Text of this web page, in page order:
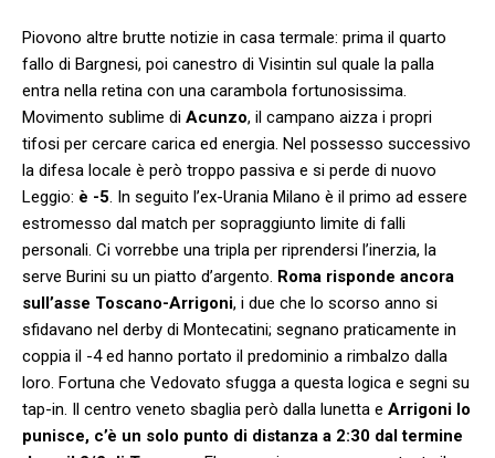
Piovono altre brutte notizie in casa termale: prima il quarto
fallo di Bargnesi, poi canestro di Visintin sul quale la palla
entra nella retina con una carambola fortunosissima.
Movimento sublime di Acunzo, il campano aizza i propri
tifosi per cercare carica ed energia. Nel possesso successivo
la difesa locale è però troppo passiva e si perde di nuovo
Leggio: è -5. In seguito l’ex-Urania Milano è il primo ad essere
estromesso dal match per sopraggiunto limite di falli
personali. Ci vorrebbe una tripla per riprendersi l’inerzia, la
serve Burini su un piatto d’argento. Roma risponde ancora
sull’asse Toscano-Arrigoni, i due che lo scorso anno si
sfidavano nel derby di Montecatini; segnano praticamente in
coppia il -4 ed hanno portato il predominio a rimbalzo dalla
loro. Fortuna che Vedovato sfugga a questa logica e segni su
tap-in. Il centro veneto sbaglia però dalla lunetta e Arrigoni lo
punisce, c’è un solo punto di distanza a 2:30 dal termine